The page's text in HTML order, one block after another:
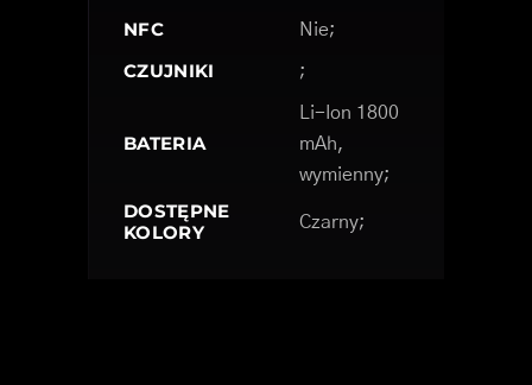
NFC Nie;
CZUJNIKI ;
BATERIA
Li-Ion 1800
mAh,
wymienny;
DOSTĘPNE
KOLORY
Czarny;